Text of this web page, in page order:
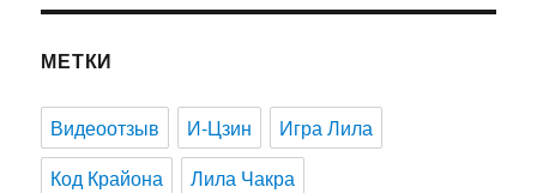
МЕТКИ
Видеоотзыв И-Цзин
Игра Лила
Код Крайона
Лила Чакра